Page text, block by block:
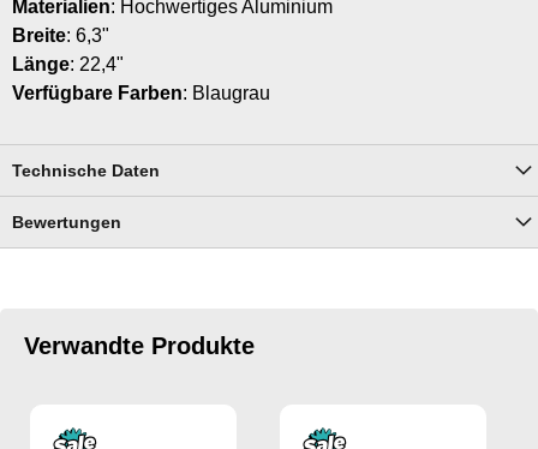
Materialien: Hochwertiges Aluminium
Breite: 6,3"
Länge: 22,4"
Verfügbare Farben: Blaugrau
Technische Daten
Bewertungen
Verwandte Produkte